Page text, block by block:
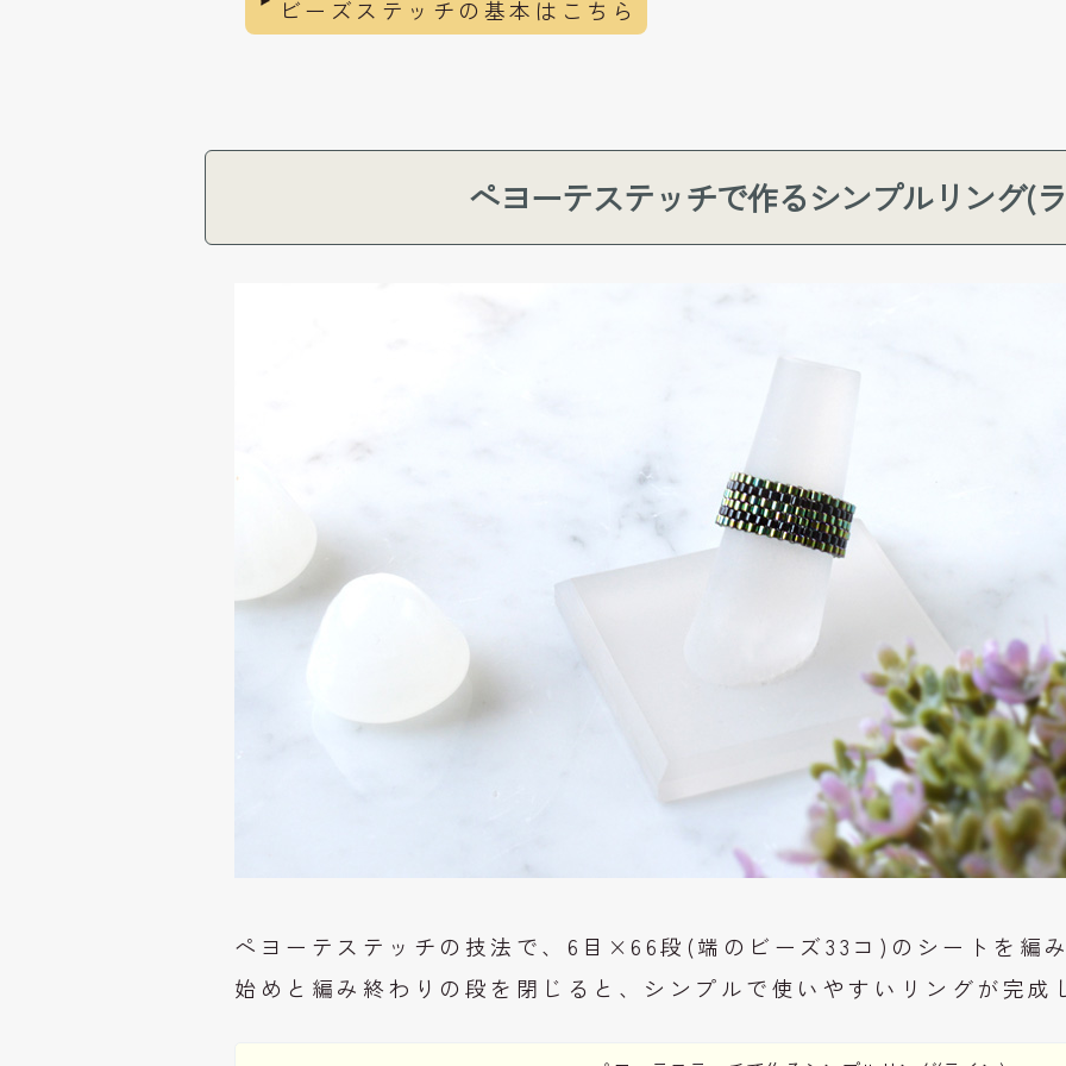
ビーズステッチの基本はこちら
ペヨーテステッチで作るシンプルリング(
ペヨーテステッチの技法で、6目×66段(端のビーズ33コ)のシートを編
始めと編み終わりの段を閉じると、シンプルで使いやすいリングが完成